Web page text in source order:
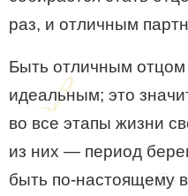
раз, и отличным
Быть отличным
идеальным; это
во все этапы жизни
из них — период
быть по-настоящему